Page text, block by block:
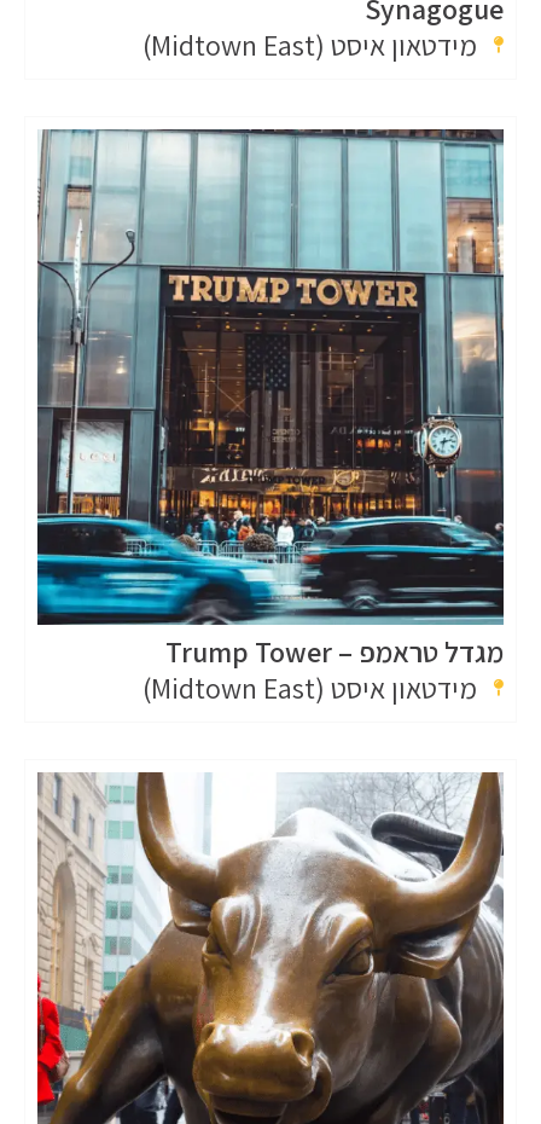
Synagogue
מידטאון איסט (Midtown East)
מגדל טראמפ – Trump Tower
מידטאון איסט (Midtown East)